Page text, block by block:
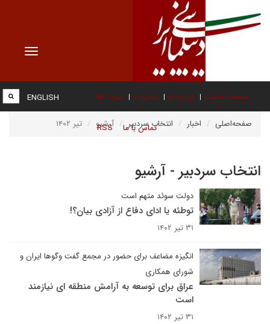
Toggle
صفحه نخست درباره ما عضویت پیوند ها
تماس با ما RSS
ENGLISH
صفحه‌اصلی اخبار انتخاب سردبیر آرشیو تیر ۱۴۰۲
انتخاب سردبیر - آرشیو
دولت سوئد متهم است
توطئه یا ادای دفاع از آزادی بیان؟!
۳۱ تیر ۱۴۰۲
انگیزه مضاعف برای حضور در مجمع گفت وگوها ایران و
شورای همکاری
عراق برای توسعه به آرامش منطقه ای نیازمند
است
۳۱ تیر ۱۴۰۲